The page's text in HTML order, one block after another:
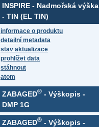
INSPIRE - Nadmořská výška
- TIN (EL TIN)
informace o produktu
detailní metadata
stav aktualizace
prohlížet data
stáhnout
atom
ZABAGED® - Výškopis -
DMP 1G
ZABAGED® - Výškopis -